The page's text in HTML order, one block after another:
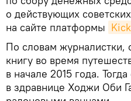
о действующих
на сайте платформы
По словам журналистки,
книгу во время
в начале 2015 года.
в здравнице Ходжи Оби